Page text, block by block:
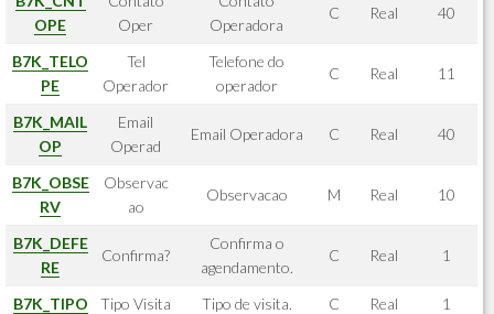
OPE
Oper
Operadora
C Real 40
B7K_TELO
PE
Tel
Operador
Telefone do
operador
C Real 11
B7K_MAIL
OP
Email
Operad
Email Operadora C Real 40
B7K_OBSE
RV
Observac
ao
Observacao M Real 10
B7K_DEFE
RE
Confirma?
Confirma o
agendamento.
C Real 1
B7K_TIPO Tipo Visita Tipo de visita. C Real 1